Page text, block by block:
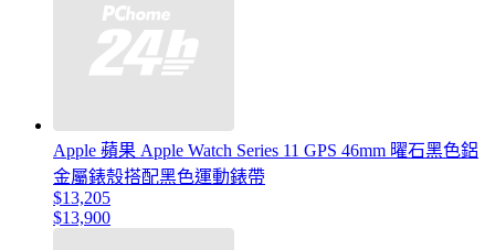
Apple 蘋果 Apple Watch Series 11 GPS 46mm 曜石黑色鋁
金屬錶殼搭配黑色運動錶帶
$13,205
$13,900